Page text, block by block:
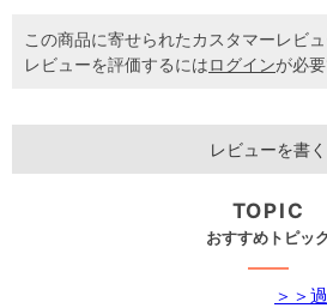
この商品に寄せられたカスタマーレビ
レビューを評価するにはログインが必要
レビューを書く
TOPIC
おすすめトピッ
＞＞